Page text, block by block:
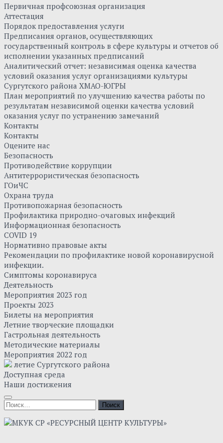
Первичная профсоюзная организация
Аттестация
Порядок предоставления услуги
Предписания органов, осуществляющих
государственный контроль в сфере культуры и отчетов об
исполнении указанных предписаний
Аналитический отчет: независимая оценка качества
условий оказания услуг организациями культуры
Сургутского района ХМАО-ЮГРЫ
План мероприятий по улучшению качества работы по
результатам независимой оценки качества условий
оказания услуг по устранению замечаний
Контакты
Контакты
Оцените нас
Безопасность
Противодействие коррупции
Антитеррористическая безопасность
ГОиЧС
Охрана труда
Противопожарная безопасность
Профилактика природно-очаговых инфекций
Информационная безопасность
COVID 19
Нормативно правовые акты
Рекомендации по профилактике новой коронавирусной
инфекции.
Симптомы коронавируса
Деятельность
Мероприятия 2023 год
Проекты 2023
Билеты на мероприятия
Летние творческие площадки
Гастрольная деятельность
Методические материалы
Мероприятия 2022 год
летие Сургутского района
Доступная среда
Наши достижения
Найти: